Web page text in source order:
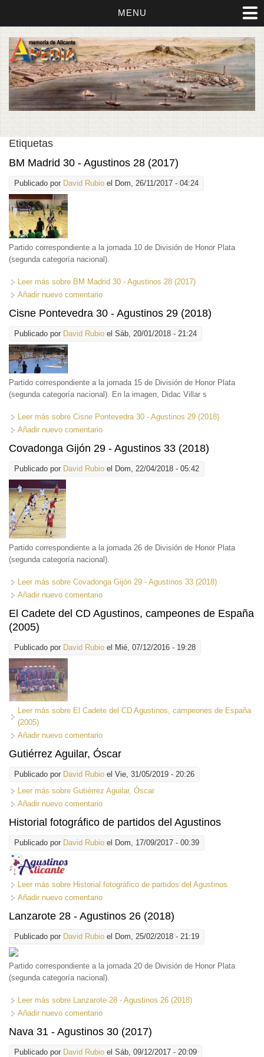
MENU
Etiquetas
BM Madrid 30 - Agustinos 28 (2017)
Publicado por David Rubio el Dom, 26/11/2017 - 04:24
Partido correspondiente a la jornada 10 de División de Honor Plata
(segunda categoría nacional).
Leer más sobre BM Madrid 30 - Agustinos 28 (2017)
Añadir nuevo comentario
Cisne Pontevedra 30 - Agustinos 29 (2018)
Publicado por David Rubio el Sáb, 20/01/2018 - 21:24
Partido correspondiente a la jornada 15 de División de Honor Plata
(segunda categoría nacional). En la imagen, Didac Villar s
Leer más sobre Cisne Pontevedra 30 - Agustinos 29 (2018)
Añadir nuevo comentario
Covadonga Gijón 29 - Agustinos 33 (2018)
Publicado por David Rubio el Dom, 22/04/2018 - 05:42
Partido correspondiente a la jornada 26 de División de Honor Plata
(segunda categoría nacional).
Leer más sobre Covadonga Gijón 29 - Agustinos 33 (2018)
Añadir nuevo comentario
El Cadete del CD Agustinos, campeones de España
(2005)
Publicado por David Rubio el Mié, 07/12/2016 - 19:28
Leer más sobre El Cadete del CD Agustinos, campeones de España
(2005)
Añadir nuevo comentario
Gutiérrez Aguilar, Óscar
Publicado por David Rubio el Vie, 31/05/2019 - 20:26
Leer más sobre Gutiérrez Aguilar, Óscar
Añadir nuevo comentario
Historial fotográfico de partidos del Agustinos
Publicado por David Rubio el Dom, 17/09/2017 - 00:39
Leer más sobre Historial fotográfico de partidos del Agustinos
Añadir nuevo comentario
Lanzarote 28 - Agustinos 26 (2018)
Publicado por David Rubio el Dom, 25/02/2018 - 21:19
Partido correspondiente a la jornada 20 de División de Honor Plata
(segunda categoría nacional).
Leer más sobre Lanzarote 28 - Agustinos 26 (2018)
Añadir nuevo comentario
Nava 31 - Agustinos 30 (2017)
Publicado por David Rubio el Sáb, 09/12/2017 - 20:09